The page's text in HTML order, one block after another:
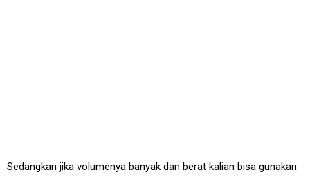
Sedangkan jika volumenya banyak dan berat kalian bisa gunakan